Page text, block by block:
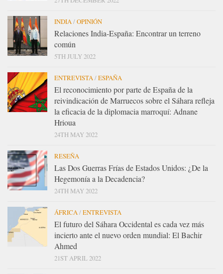
INDIA/OPINIÓN
Relaciones India-España: Encontrar un terreno
común
5TH JULY 2022
ENTREVISTA/ESPAÑA
El reconocimiento por parte de España de la
reivindicación de Marruecos sobre el Sáhara refleja
la eficacia de la diplomacia marroquí: Adnane
Hrioua
24TH MAY 2022
RESEÑA
Las Dos Guerras Frías de Estados Unidos: ¿De la
Hegemonía a la Decadencia?
24TH MAY 2022
ÁFRICA/ENTREVISTA
El futuro del Sáhara Occidental es cada vez más
incierto ante el nuevo orden mundial: El Bachir
Ahmed
21ST APRIL 2022